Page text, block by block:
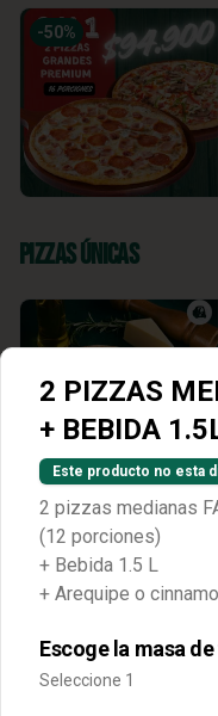
-50%
Pizzas Únicas
2 PIZZAS
+ BEBIDA
Este producto no esta
2 pizzas medianas
(12 porciones)
+ Bebida 1.5 L
+ Arequipe o
Escoge la masa
Seleccione 1